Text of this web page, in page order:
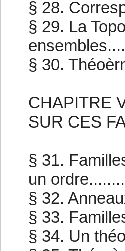
§ 28.
§ 29. La
§ 30.
CHAPITRE
SUR CES
§ 31.
un
§ 32.
§ 33.
§ 34. Un